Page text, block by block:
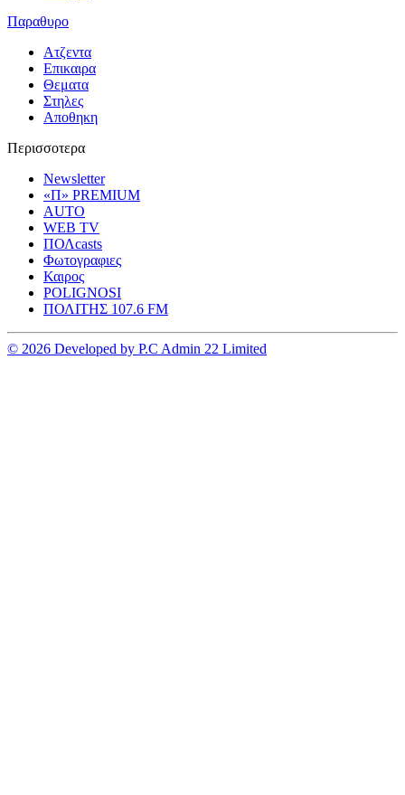
Παραθυρο
Ατζεντα
Επικαιρα
Θεματα
Στηλες
Αποθηκη
Περισσοτερα
Newsletter
«Π» PREMIUM
AUTO
WEB TV
ΠΟΛcasts
Φωτογραφιες
Καιρος
POLIGNOSI
ΠΟΛΙΤΗΣ 107.6 FM
© 2026 Developed by P.C Admin 22 Limited